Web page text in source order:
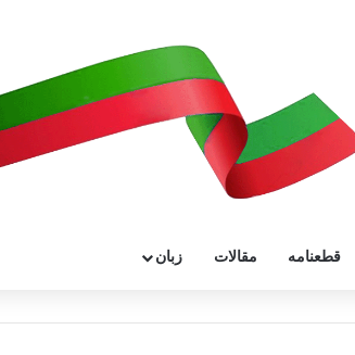
قطعنامه مقالات زبان